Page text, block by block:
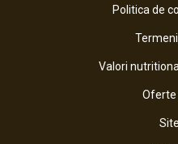
Politica de
Valori
Oferte